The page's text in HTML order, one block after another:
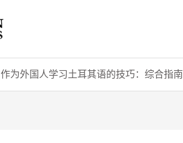
作为外国人学习土耳其语的技巧：综合指南